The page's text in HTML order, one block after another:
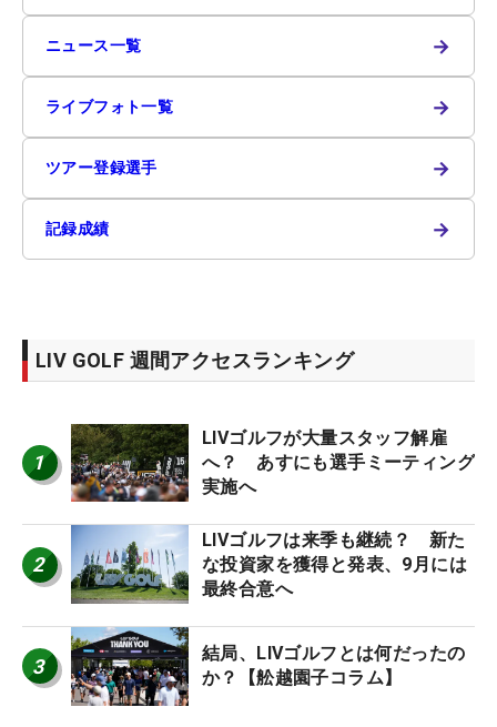
ニュース一覧 →
ライブフォト一覧 →
ツアー登録選手 →
記録成績 →
LIV GOLF 週間アクセスランキング
1
LIVゴルフが大量スタッフ解雇
へ？ あすにも選手ミーティング
実施へ
2
LIVゴルフは来季も継続？ 新た
な投資家を獲得と発表、9月には
最終合意へ
3
結局、LIVゴルフとは何だったの
か？【舩越園子コラム】